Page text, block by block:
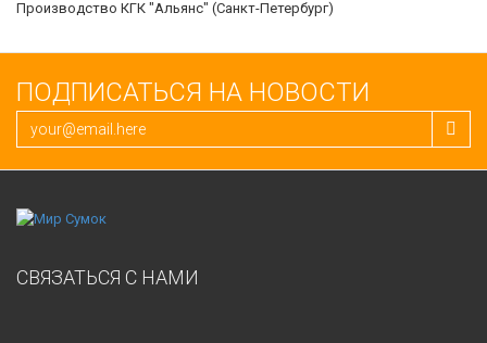
Производство КГК "Альянс" (Санкт-Петербург)
ПОДПИСАТЬСЯ НА НОВОСТИ
СВЯЗАТЬСЯ С НАМИ